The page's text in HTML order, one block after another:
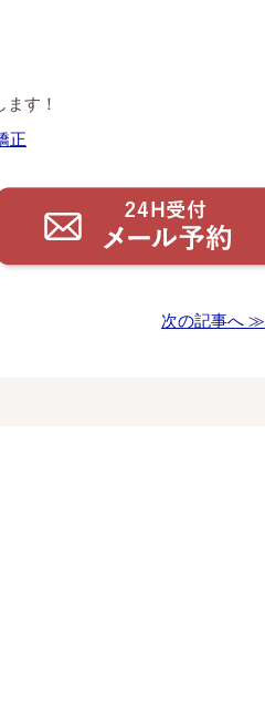
す！
正
次の記事へ ≫